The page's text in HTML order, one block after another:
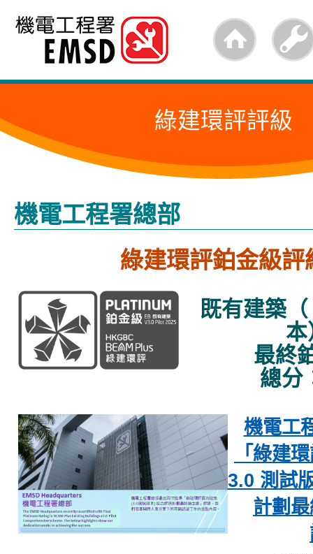
跳
內
的
始
綠建環評評級
機電工程署總部
綠建環評鉑金級評
既有建築
本
最終
總分
機電工
「綠建
3.0 測試
計劃